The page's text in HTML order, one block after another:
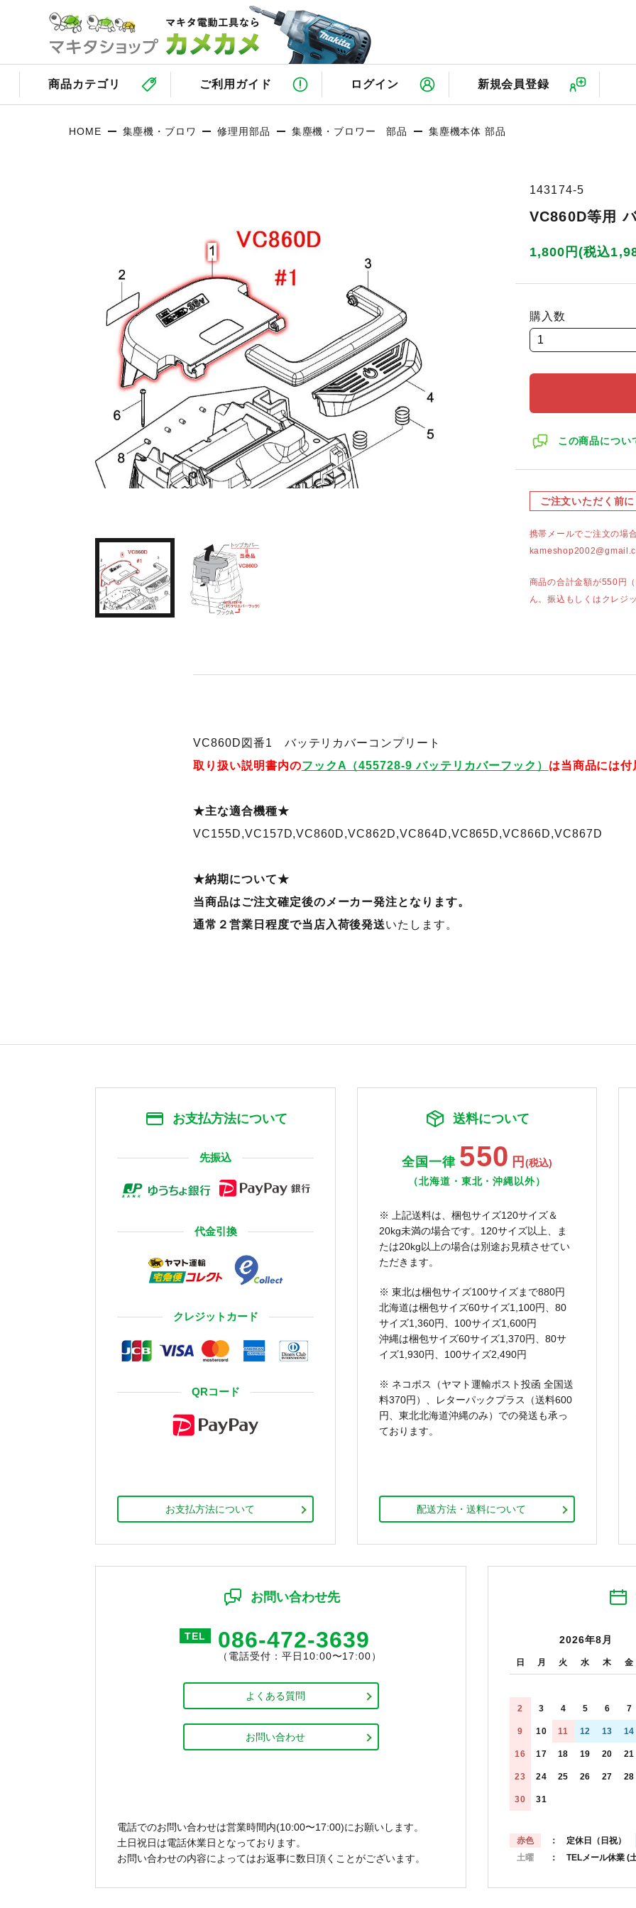
商品カテゴリ ご利用ガイド ログイン 新規会員登録
HOME 集塵機・ブロワ 修理用部品 集塵機・ブロワー 部品 集塵機本体 部品
143174-5
VC860D等用
1,800円(税込
購入数
この商品につい
ご注文いただく前に
携帯メールでご注文の場
商品の合計金額が550円
ん。振込もしくはクレジ
VC860D図番1 バッテリカバーコンプリート
取り扱い説明書内のフックA（455728-9 バッテリカバーフック） は当商品には付
★主な適合機種★
VC155D,VC157D,VC860D,VC862D,VC864D,VC865D,VC866D,VC867D
★納期について★
当商品はご注文確定後のメーカー発注となります。
通常２営業日程度で当店入荷後発送いたします。
お支払方法について
先振込
代金引換
クレジットカード
QRコード
お支払方法について
送料について
全国一律 550 円 (税込)
（北海道・東北・沖縄以外）
※ 上記送料は、梱包サイズ120サイズ＆
20kg未満の場合です。120サイズ以上、ま
たは20kg以上の場合は別途お見積させてい
ただきます。
※ 東北は梱包サイズ100サイズまで880円
北海道は梱包サイズ60サイズ1,100円、80
サイズ1,360円、100サイズ1,600円
沖縄は梱包サイズ60サイズ1,370円、80サ
イズ1,930円、100サイズ2,490円
※ ネコポス（ヤマト運輸ポスト投函 全国送
料370円）、レターパックプラス（送料600
円、東北北海道沖縄のみ）での発送も承っ
ております。
配送方法・送料について
お問い合わせ先
TEL 086-472-3639
（電話受付：平日10:00〜17:00）
よくある質問
お問い合わせ
電話でのお問い合わせは営業時間内(10:00〜17:00)にお願いします。
土日祝日は電話休業日となっております。
お問い合わせの内容によってはお返事に数日頂くことがございます。
2026年8月
日 月 火 水 木 金
2 3 4 5 6 7
9 10 11 12 13 14
16 17 18 19 20 21
23 24 25 26 27 28
30 31
赤色 ： 定休日（日祝）
土曜
： TELメール休業 (